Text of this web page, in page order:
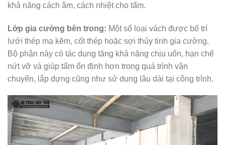
khả năng cách âm, cách nhiệt cho tấm.
Lớp gia cường bên trong: Một số loại vách được bố trí
lưới thép mạ kẽm, cốt thép hoặc sợi thủy tinh gia cường.
Bộ phận này có tác dụng tăng khả năng chịu uốn, hạn chế
nứt vỡ và giúp tấm ổn định hơn trong quá trình vận
chuyển, lắp dựng cũng như sử dụng lâu dài tại công trình.